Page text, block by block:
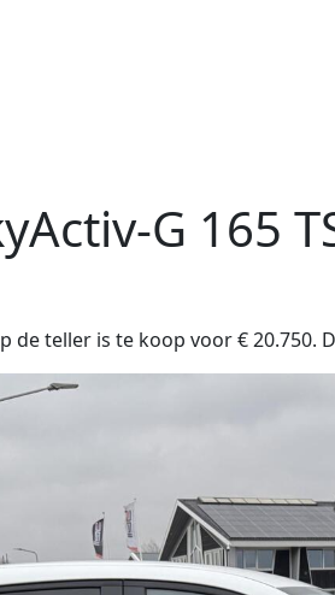
G 165
de teller is te koop voor €